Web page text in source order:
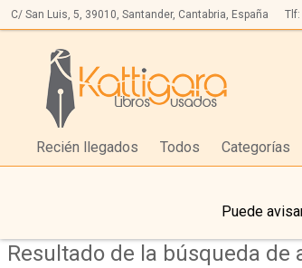
C/ San Luis, 5, 39010, Santander, Cantabria, España Tlf:
Recién llegados Todos Categorías
Puede
Resultado de la búsqueda de